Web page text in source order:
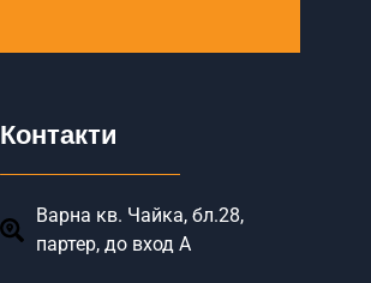
Контакти
Варна кв. Чайка, бл.28,
партер, до вход А